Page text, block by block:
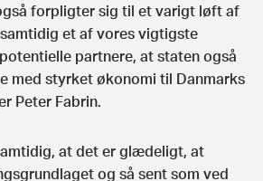
forpligter sig til et varigt løft af
et af vores vigtigste
partnere, at staten også
med styrket økonomi til Danmarks
Peter Fabrin.
at det er glædeligt, at
og så sent som ved